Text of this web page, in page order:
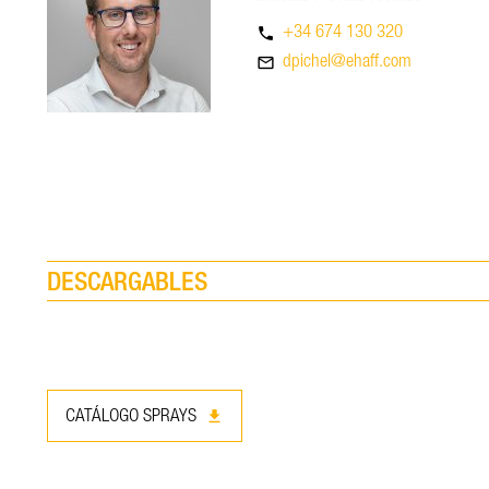
phone +34 674 130 320
mail_outline dpichel@ehaff.com
DESCARGABLES
CATÁLOGO SPRAYS download